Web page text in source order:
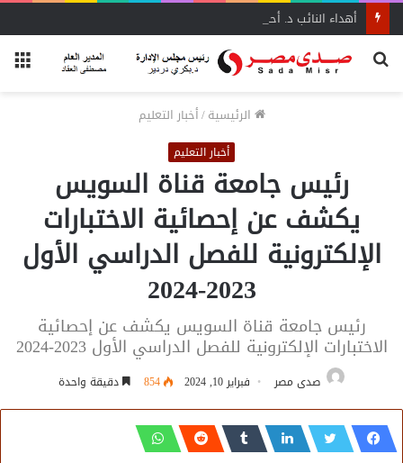
بحث
الرئيسية/أخبار التعليم
أخبار التعليم
رئيس جامعة قناة السويس
يكشف عن إحصائية الاختبارات
الإلكترونية للفصل الدراسي الأول
2023-2024
رئيس جامعة قناة السويس يكشف عن إحصائية
الاختبارات الإلكترونية للفصل الدراسي الأول 2023-2024
صدى مصر فبراير 10, 2024 854 دقيقة واحدة